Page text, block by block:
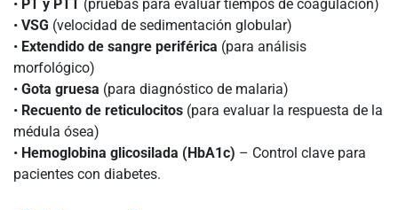
• PT y PTT (pruebas para evaluar tiempos de coagulación)
• VSG (velocidad de sedimentación globular)
• Extendido de sangre periférica (para análisis
morfológico)
• Gota gruesa (para diagnóstico de malaria)
• Recuento de reticulocitos (para evaluar la respuesta de la
médula ósea)
• Hemoglobina glicosilada (HbA1c) – Control clave para
pacientes con diabetes.